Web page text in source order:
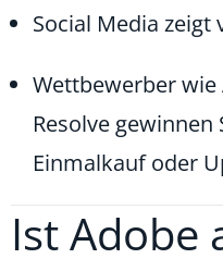
Social Media zeigt
Wettbewerber
Resolve
Einmalkauf oder
Ist Adobe